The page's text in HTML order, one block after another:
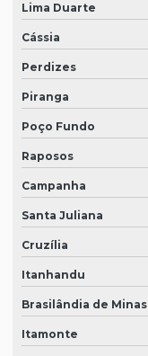
Lima Duarte
Cássia
Perdizes
Piranga
Poço Fundo
Raposos
Campanha
Santa Juliana
Cruzília
Itanhandu
Brasilândia de Minas
Itamonte